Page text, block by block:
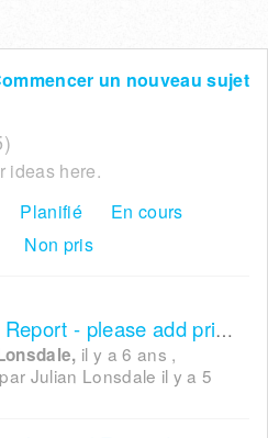
un nouveau sujet
ideas here.
Planifié
En cours
Non pris
Daily Feedback Report - please add private/public confirmation
il y a 6 ans ,
par Julian Lonsdale il y a 5